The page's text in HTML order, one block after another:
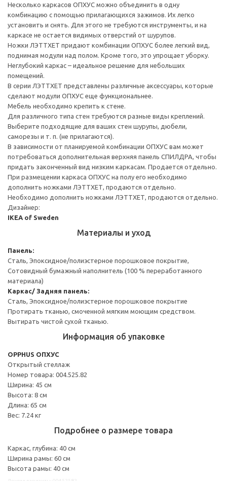
Несколько каркасов ОПХУС можно объединить в одну
комбинацию с помощью прилагающихся зажимов. Их легко
установить и снять. Для этого не требуются инструменты, и на
каркасе не остается видимых отверстий от шурупов.
Ножки ЛЭТТХЕТ придают комбинации ОПХУС более легкий вид,
поднимая модули над полом. Кроме того, это упрощает уборку.
Неглубокий каркас – идеальное решение для небольших
помещений.
В серии ЛЭТТХЕТ представлены различные аксессуары, которые
сделают модули ОПХУС еще функциональнее.
Мебель необходимо крепить к стене.
Для различного типа стен требуются разные виды креплений.
Выберите подходящие для ваших стен шурупы, дюбели,
саморезы и т. п. (не прилагаются).
В зависимости от планируемой комбинации ОПХУС вам может
потребоваться дополнительная верхняя панель СПИЛДРА, чтобы
придать законченный вид низким каркасам. Продается отдельно.
При размещении каркаса ОПХУС на полу его необходимо
дополнить ножками ЛЭТТХЕТ, продаются отдельно.
Необходимо дополнить ножками ЛЭТТХЕТ, продаются отдельно.
Дизайнер:
IKEA of Sweden
Материалы и уход
Панель:
Сталь, Эпоксидное/полиэстерное порошковое покрытие,
Сотовидный бумажный наполнитель (100 % переработанного
материала)
Каркас/ Задняя панель:
Сталь, Эпоксидное/полиэстерное порошковое покрытие
Протирать тканью, смоченной мягким моющим средством.
Вытирать чистой сухой тканью.
Информация об упаковке
OPPHUS ОПХУС
Открытый стеллаж
Номер товара: 004.525.82
Ширина: 45 см
Высота: 8 см
Длина: 65 см
Вес: 7.24 кг
Подробнее о размере товара
Каркас, глубина: 40 см
Ширина рамы: 60 см
Высота рамы: 40 см